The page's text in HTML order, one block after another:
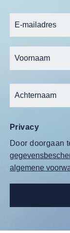
Privacy
Door doorgaan
algemene